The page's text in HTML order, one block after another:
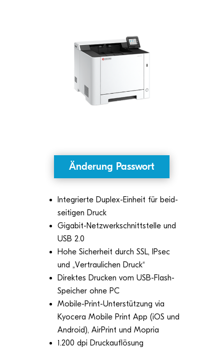
Ände­rung Passwort
Inte­grierte Duplex-Ein­heit für beid­
sei­ti­gen Druck
Giga­bit-Netz­werk­schnitt­stelle und
USB 2.0
Hohe Sicher­heit durch SSL, IPsec
und „Ver­trau­li­chen Druck“
Direk­tes Dru­cken vom USB-Flash-
Spei­cher ohne PC
Mobile-Print-Unter­stüt­zung via
Kyocera Mobile Print App (iOS und
Android), Air­Print und Mopria
1.200 dpi Druckauflösung